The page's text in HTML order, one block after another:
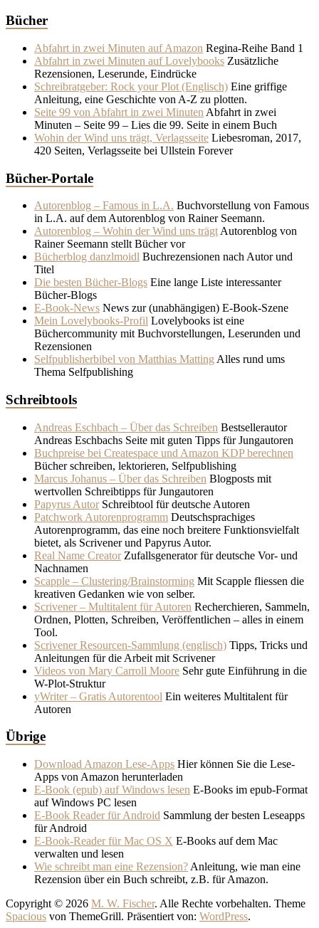
Bücher
Abfahrt in zwei Minuten auf Amazon Regina-Reihe Band 1
Abfahrt in zwei Minuten auf Lovelybooks Zusätzliche
Rezensionen, Leserunde, Eindrücke
Schreibratgeber: Rock your Plot (Englisch) Eine griffige
Anleitung, eine Geschichte von A-Z zu plotten.
Seite 99 von Abfahrt in zwei Minuten Abfahrt in zwei
Minuten – Seite 99 – Lies die 99. Seite in einem Buch
Wohin der Wind uns trägt, Verlagsseite Liebesroman, 2017,
420 Seiten, Verlagsseite bei Ullstein Forever
Bücher-Portale
Autorenblog – Famous in L.A. Buchvorstellung von Famous
in L.A. auf dem Autorenblog von Rainer Seemann.
Autorenblog – Wohin der Wind uns trägt Autorenblog von
Rainer Seemann stellt Bücher vor
Bücherblog danzlmoidl Buchrezensionen nach Autor und
Titel
Die besten Bücher-Blogs Eine lange Liste interessanter
Bücher-Blogs
E-Book-News News zur (unabhängigen) E-Book-Szene
Mein Lovelybooks-Profil Lovelybooks ist eine
Büchercommunity mit Buchvorstellungen, Leserunden und
Rezensionen
Selfpublisherbibel von Matthias Matting Alles rund ums
Thema Selfpublishing
Schreibtools
Andreas Eschbach – Über das Schreiben Bestsellerautor
Andreas Eschbachs Seite mit guten Tipps für Jungautoren
Buchpreise bei Createspace und Amazon KDP berechnen
Bücher schreiben, lektorieren, Selfpublishing
Marcus Johanus – Über das Schreiben Blogposts mit
wertvollen Schreibtipps für Jungautoren
Papyrus AutorSchreibtool für deutsche Autoren
Patchwork Autorenprogramm Deutschsprachiges
Autorenprogramm, das eine noch breitere Funktionsvielfalt
bietet, als Scrivener und Papyrus Autor.
Real Name CreatorZufallsgenerator für deutsche Vor- und
Nachnamen
Scapple – Clustering/Brainstorming Mit Scapple fliessen die
kreativen Gedanken wie von selber.
Scrivener – Multitalent für Autoren Recherchieren, Sammeln,
Ordnen, Plotten, Schreiben, Veröffentlichen – alles in einem
Tool.
Scrivener Resourcen-Sammlung (englisch) Tipps, Tricks und
Anleitungen für die Arbeit mit Scrivener
Videos von Mary Carroll Moore Sehr gute Einführung in die
W-Plot-Struktur
yWriter – Gratis Autorentool Ein weiteres Multitalent für
Autoren
Übrige
Download Amazon Lese-Apps Hier können Sie die Lese-
Apps von Amazon herunterladen
E-Book (epub) auf Windows lesen E-Books im epub-Format
auf Windows PC lesen
E-Book Reader für Android Sammlung der besten Leseapps
für Android
E-Book-Reader für Mac OS X E-Books auf dem Mac
verwalten und lesen
Wie schreibt man eine Rezension? Anleitung, wie man eine
Rezension über ein Buch schreibt, z.B. für Amazon.
Copyright © 2026 M. W. Fischer. Alle Rechte vorbehalten. Theme
Spacious von ThemeGrill. Präsentiert von: WordPress.